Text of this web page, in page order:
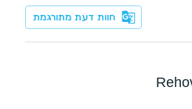
חוות דעת מתורגמת